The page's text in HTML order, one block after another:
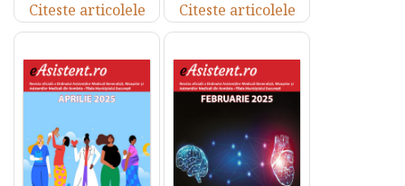
Citeste articolele
Citeste articolele